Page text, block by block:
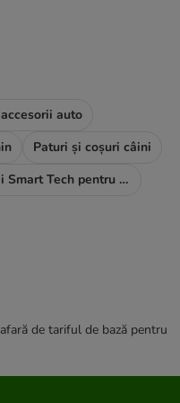
auto
Paturi și coșuri câini
Accesorii Smart Tech pentru câini
de tariful de bază pentru